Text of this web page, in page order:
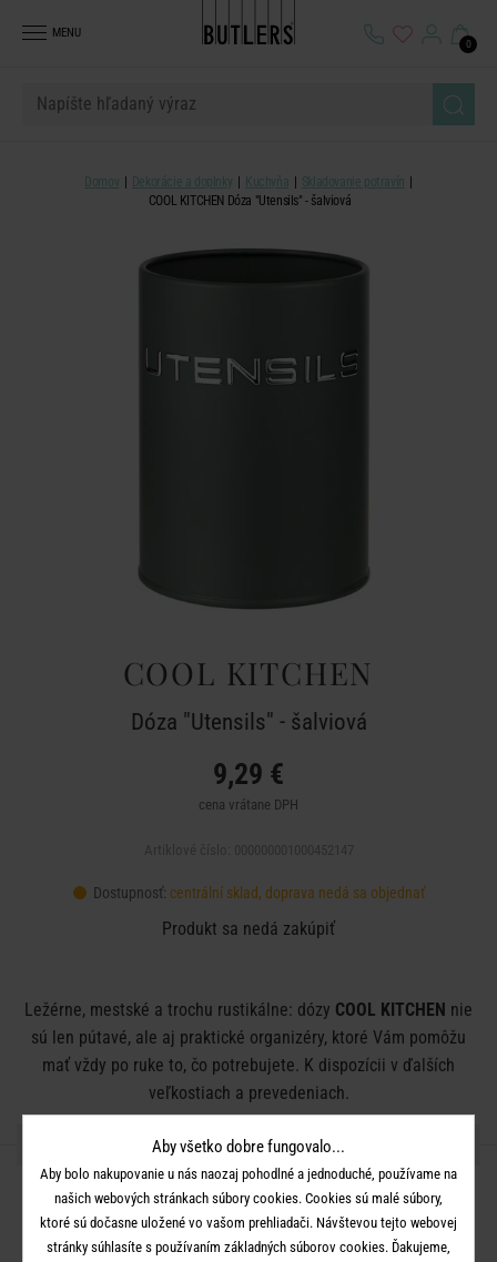
MENU
0
Domov Dekorácie a doplnky Kuchyňa
Skladovanie potravín
COOL KITCHEN Dóza "Utensils" - šalviová
COOL KITCHEN
Dóza "Utensils" - šalviová
9,29 €
cena vrátane DPH
Dostupnosť: centrální sklad, doprava nedá sa objednať
Produkt sa nedá zakúpiť
Ležérne, mestské a trochu rustikálne: dózy COOL KITCHEN nie
sú len pútavé, ale aj praktické organizéry, ktoré Vám pomôžu
mať vždy po ruke to, čo potrebujete. K dispozícii v ďalších
veľkostiach a prevedeniach.
DETAILY PRODUKTU
Rozmery:priemer 11 x V 15 cm
Materiál:oceľ
Aby všetko dobre fungovalo...
Aby bolo nakupovanie u nás naozaj pohodlné a jednoduché, používame na
našich webových stránkach súbory cookies. Cookies sú malé súbory,
ktoré sú dočasne uložené vo vašom prehliadači. Návštevou tejto webovej
stránky súhlasíte s používaním základných súborov cookies. Ďakujeme,